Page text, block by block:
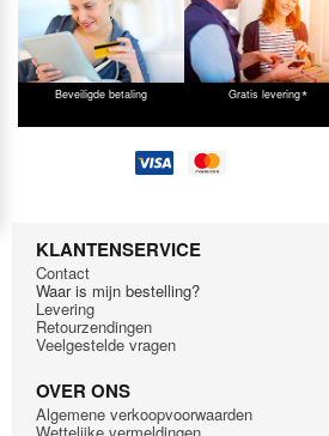
Beveiligde betaling Gratis levering*
KLANTENSERVICE
Contact
Waar is mijn bestelling?
Levering
Retourzendingen
Veelgestelde vragen
OVER ONS
Algemene verkoopvoorwaarden